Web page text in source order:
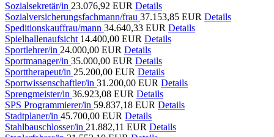
Sozialsekretär/in 23.076,92 EUR Details
Sozialversicherungsfachmann/frau 37.153,85 EUR Details
Speditionskauffrau/mann 34.640,33 EUR Details
Spielhallenaufsicht 14.400,00 EUR Details
Sportlehrer/in 24.000,00 EUR Details
Sportmanager/in 35.000,00 EUR Details
Sporttherapeut/in 25.200,00 EUR Details
Sportwissenschaftler/in 31.200,00 EUR Details
Sprengmeister/in 36.923,08 EUR Details
SPS Programmierer/in 59.837,18 EUR Details
Stadtplaner/in 45.700,00 EUR Details
Stahlbauschlosser/in 21.882,11 EUR Details